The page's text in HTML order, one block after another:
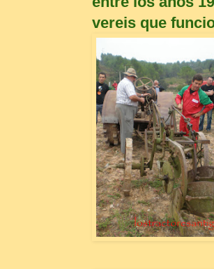
vereis que